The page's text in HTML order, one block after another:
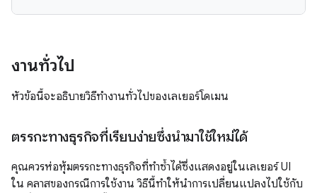
งานทั่วไป
หัวข้อนี้จะอธิบายวิธีทำงานทั่วไปของเลเยอร์โดเมน
ตรรกะทางธุรกิจที่เรียบง่ายซึ่งนำมาใช้ใหม่ได้
คุณควรห่อหุ้มตรรกะทางธุรกิจที่ทำซ้ำได้ซึ่งแสดงอยู่ในเลเยอร์ UI
ใน คลาสของกรณีการใช้งาน วิธีนี้ทำให้นำการเปลี่ยนแปลงไปใช้กับ